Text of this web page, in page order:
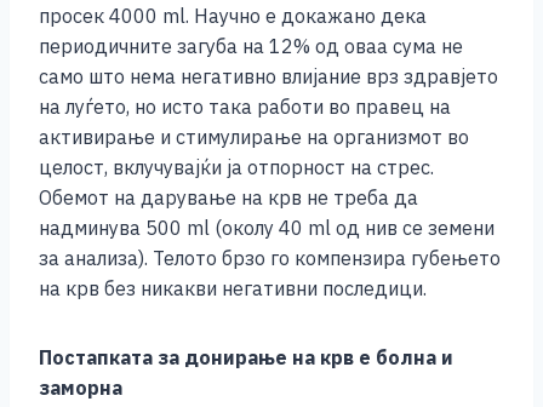
просек 4000 ml. Научно е докажано дека
периодичните загуба на 12% од оваа сума не
само што нема негативно влијание врз здравјето
на луѓето, но исто така работи во правец на
активирање и стимулирање на организмот во
целост, вклучувајќи ја отпорност на стрес.
Обемот на дарување на крв не треба да
надминува 500 ml (околу 40 ml од нив се земени
за анализа). Телото брзо го компензира губењето
на крв без никакви негативни последици.
Постапката за донирање на крв е болна и
заморна